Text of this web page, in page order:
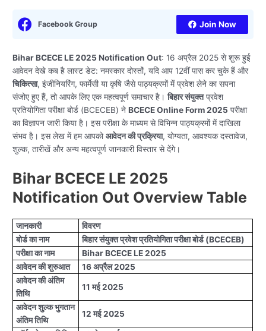
Facebook Group Join Now
Bihar BCECE LE 2025 Notification Out: 16 अप्रैल 2025 से शुरू हुई
आवेदन देखे कब है लास्ट डेट: नमस्कार दोस्तों, यदि आप 12वीं पास कर चुके हैं और
चिकित्सा, इंजीनियरिंग, फार्मेसी या कृषि जैसे पाठ्यक्रमों में प्रवेश लेने का सपना
संजोए हुए हैं, तो आपके लिए एक महत्वपूर्ण समाचार है।बिहार संयुक्तप्रवेश
प्रतियोगिता परीक्षा बोर्ड (BCECEB) नेBCECE Online Form 2025 परीक्षा
का विज्ञापन जारी किया है। इस परीक्षा के माध्यम से विभिन्न पाठ्यक्रमों में दाखिला
संभव है। इस लेख में हम आपकोआवेदन की प्रक्रिया, योग्यता, आवश्यक दस्तावेज,
शुल्क, तारीखें और अन्य महत्वपूर्ण जानकारी विस्तार से देंगे।
Bihar BCECE LE 2025
Notification Out Overview Table
जानकारी
विवरण
बोर्ड का नाम
बिहार संयुक्त प्रवेश प्रतियोगिता परीक्षा बोर्ड (BCECEB)
परीक्षा का नाम
Bihar BCECE LE 2025
आवेदन की शुरुआत
16 अप्रैल 2025
आवेदन की अंतिम
तिथि
11 मई 2025
आवेदन शुल्क भुगतान
अंतिम तिथि
12 मई 2025